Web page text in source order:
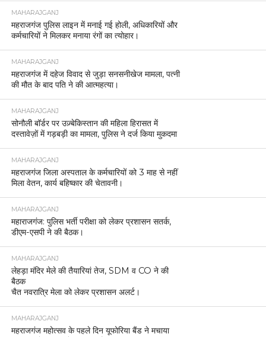
MAHARAJGANJ
महराजगंज पुलिस लाइन में मनाई गई होली, अधिकारियों और
कर्मचारियों ने मिलकर मनाया रंगों का त्योहार।
MAHARAJGANJ
महराजगंज में दहेज विवाद से जुड़ा सनसनीखेज मामला, पत्नी
की मौत के बाद पति ने की आत्महत्या।
MAHARAJGANJ
सोनौली बॉर्डर पर उज़्बेकिस्तान की महिला हिरासत में
दस्तावेज़ों में गड़बड़ी का मामला, पुलिस ने दर्ज किया मुकदमा
MAHARAJGANJ
महराजगंज जिला अस्पताल के कर्मचारियों को 3 माह से नहीं
मिला वेतन, कार्य बहिष्कार की चेतावनी।
MAHARAJGANJ
महाराजगंज: पुलिस भर्ती परीक्षा को लेकर प्रशासन सतर्क,
डीएम-एसपी ने की बैठक।
MAHARAJGANJ
लेहड़ा मंदिर मेले की तैयारियां तेज, SDM व CO ने की
बैठक
चैत नवरात्रि मेला को लेकर प्रशासन अलर्ट।
MAHARAJGANJ
महराजगंज महोत्सव के पहले दिन यूफोरिया बैंड ने मचाया